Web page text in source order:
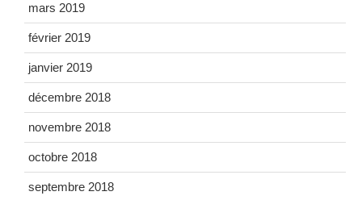
mars 2019
février 2019
janvier 2019
décembre 2018
novembre 2018
octobre 2018
septembre 2018